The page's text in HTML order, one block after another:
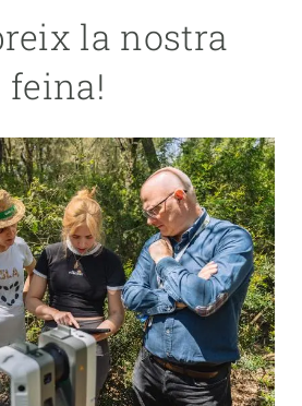
la nostra
feina!